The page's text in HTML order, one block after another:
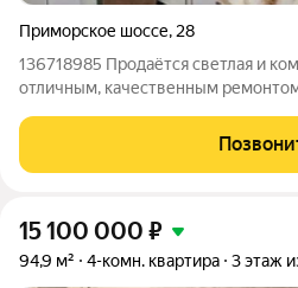
Приморское шоссе, 28
136718985 Продаётся светлая и
отличным, качественным
сразу заселиться без
все комнаты раздельные,
15 100 000 ₽
94,9 м² 4-комн. квартира 3 этаж